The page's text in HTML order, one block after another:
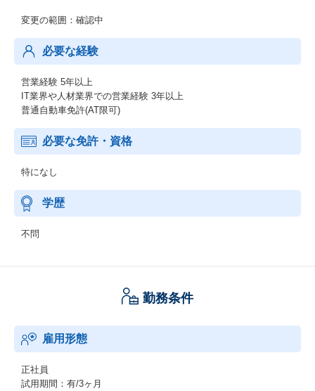
変更の範囲：確認中
必要な経験
営業経験 5年以上
IT業界や人材業界での営業経験 3年以上
普通自動車免許(AT限可)
必要な免許・資格
特になし
学歴
不問
勤務条件
雇用形態
正社員
試用期間：有/3ヶ月